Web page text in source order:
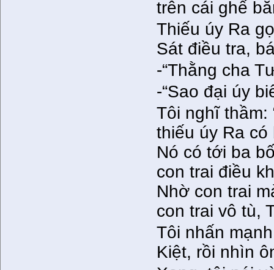
trên cái ghế
Thiếu úy Ra
Sát điều tra,
-“Thằng cha
-“Sao đại úy
Tôi nghĩ thầm:
thiếu úy Ra
Nó có tới ba
con trai điều
Nhờ con trai
con trai vô tù,
Tôi nhấn
Kiệt, rồi nhìn